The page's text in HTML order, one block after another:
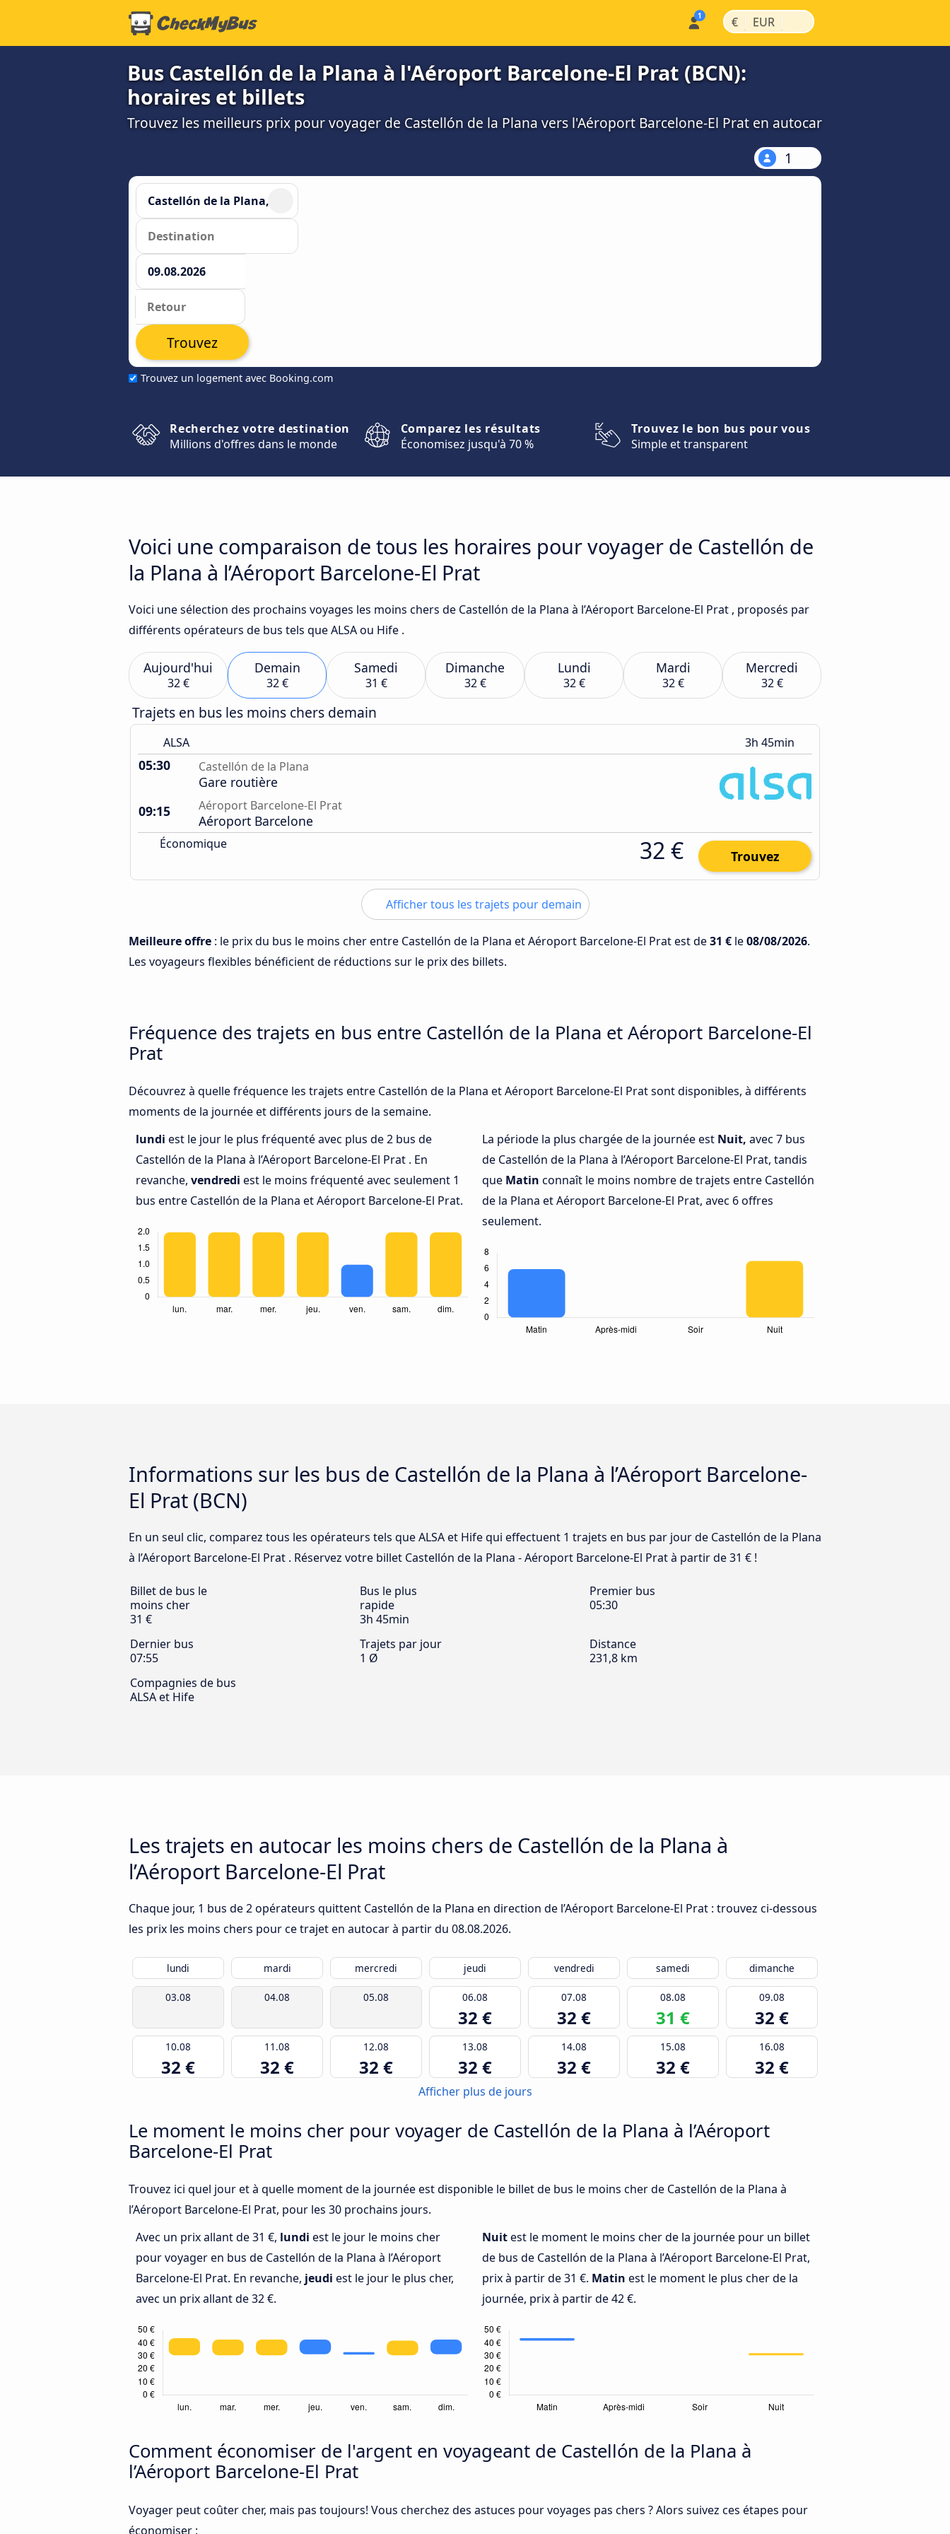
€ | EUR |
Bus Castellón de la Plana à l'Aéroport Barcelone-El Prat (BCN):
horaires et billets
Trouvez les meilleurs prix pour voyager de Castellón de la Plana vers l'Aéroport Barcelone-El Prat en autocar
1
Trouvez un logement avec Booking.com
Trouvez
Recherchez votre destination
Millions d'offres dans le monde
Comparez les résultats
Économisez jusqu'à 70 %
Trouvez le bon bus pour vous
Simple et transparent
Voici une comparaison de tous les horaires pour voyager de Castellón de
la Plana à l’Aéroport Barcelone-El Prat
Voici une sélection des prochains voyages les moins chers de Castellón de la Plana à l’Aéroport Barcelone-El Prat , proposés par
différents opérateurs de bus tels que ALSA ou Hife .
Aujourd'hui
32 €
Demain
32 €
Samedi
31 €
Dimanche
32 €
Lundi
32 €
Mardi
32 €
Mercredi
32 €
Trajets en bus les moins chers demain
ALSA 3h 45min
05:30 Castellón de la Plana
Gare routière
09:15
Aéroport Barcelone-El Prat
Aéroport Barcelone
Économique 32 € Trouvez
Afficher tous les trajets pour demain
Meilleure offre : le prix du bus le moins cher entre Castellón de la Plana et Aéroport Barcelone-El Prat est de31 € le08/08/2026.
Les voyageurs flexibles bénéficient de réductions sur le prix des billets.
Fréquence des trajets en bus entre Castellón de la Plana et Aéroport Barcelone-El
Prat
Découvrez à quelle fréquence les trajets entre Castellón de la Plana et Aéroport Barcelone-El Prat sont disponibles, à différents
moments de la journée et différents jours de la semaine.
lundi est le jour le plus fréquenté avec plus de 2 bus de
Castellón de la Plana à l’Aéroport Barcelone-El Prat . En
revanche, vendredi est le moins fréquenté avec seulement 1
bus entre Castellón de la Plana et Aéroport Barcelone-El Prat.
La période la plus chargée de la journée est Nuit, avec 7 bus
de Castellón de la Plana à l’Aéroport Barcelone-El Prat, tandis
que Matin connaît le moins nombre de trajets entre Castellón
de la Plana et Aéroport Barcelone-El Prat, avec 6 offres
seulement.
Informations sur les bus de Castellón de la Plana à l’Aéroport Barcelone-
El Prat (BCN)
En un seul clic, comparez tous les opérateurs tels que ALSA et Hife qui effectuent 1 trajets en bus par jour de Castellón de la Plana
à l’Aéroport Barcelone-El Prat . Réservez votre billet Castellón de la Plana - Aéroport Barcelone-El Prat à partir de 31 € !
Billet de bus le
moins cher
31 €
Bus le plus
rapide
3h 45min
Premier bus
05:30
Dernier bus
07:55
Trajets par jour
1 Ø
Distance
231,8 km
Compagnies de bus
ALSA et Hife
Les trajets en autocar les moins chers de Castellón de la Plana à
l’Aéroport Barcelone-El Prat
Chaque jour, 1 bus de 2 opérateurs quittent Castellón de la Plana en direction de l’Aéroport Barcelone-El Prat : trouvez ci-dessous
les prix les moins chers pour ce trajet en autocar à partir du 08.08.2026.
lundi mardi mercredi jeudi vendredi samedi dimanche
03.08 04.08 05.08 06.08
32 €
07.08
32 €
08.08
31 €
09.08
32 €
10.08
32 €
11.08
32 €
12.08
32 €
13.08
32 €
14.08
32 €
15.08
32 €
16.08
32 €
Afficher plus de jours
Le moment le moins cher pour voyager de Castellón de la Plana à l’Aéroport
Barcelone-El Prat
Trouvez ici quel jour et à quelle moment de la journée est disponible le billet de bus le moins cher de Castellón de la Plana à
l’Aéroport Barcelone-El Prat, pour les 30 prochains jours.
Avec un prix allant de 31 €, lundi est le jour le moins cher
pour voyager en bus de Castellón de la Plana à l’Aéroport
Barcelone-El Prat. En revanche, jeudi est le jour le plus cher,
avec un prix allant de 32 €.
Nuitest le moment le moins cher de la journée pour un billet
de bus de Castellón de la Plana à l’Aéroport Barcelone-El Prat,
prix à partir de 31 €. Matin est le moment le plus cher de la
journée, prix à partir de 42 €.
Comment économiser de l'argent en voyageant de Castellón de la Plana à
l’Aéroport Barcelone-El Prat
Voyager peut coûter cher, mais pas toujours! Vous cherchez des astuces pour voyages pas chers ? Alors suivez ces étapes pour
économiser :